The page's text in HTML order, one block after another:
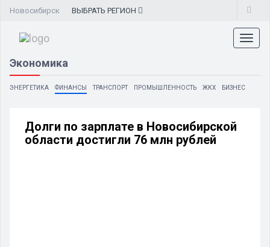
Новосибирск ВЫБРАТЬ РЕГИОН
Экономика
ЭНЕРГЕТИКА ФИНАНСЫ ТРАНСПОРТ ПРОМЫШЛЕННОСТЬ ЖКХ БИЗНЕС
Долги по зарплате в Новосибирской
области достигли 76 млн рублей